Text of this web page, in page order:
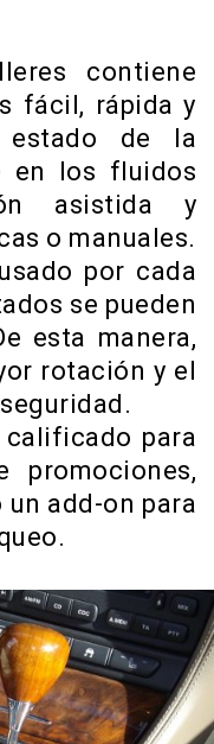
contiene
fácil, rápida y
estado de la
en los fluidos
asistida y
o manuales.
por cada
se pueden
esta manera,
rotación y el
calificado para
promociones,
add-on para